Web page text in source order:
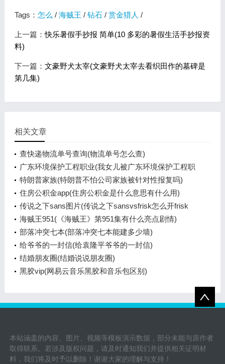
Tags： 怎么 / 海贼王 / 钻石/ 赏金猎人 /
上一篇：快乐暑假手抄报 简单(10 多彩的暑假生活手抄报资
料)
下一篇： 文豪野犬太宰(文豪野犬太宰去看织田作的墓碑是
第几集)
相关文章
查快递物流单号查询(物流单号怎么查)
广东环境保护工程职业(我女儿被广东环境保护工程职
业学院资源
特朗普家族(特朗普不怕公司家族被针对性报复吗)
住房公积金app(住房公积金是什么意思有什么用)
传说之下sans图片(传说之下sansvsfrisk怎么开frisk
模式)
海贼王951(《海贼王》第951集有什么亮点剧情)
部落冲突七本(部落冲突七本能建多少墙)
给爷爷的一封信(给袁隆平爷爷的一封信)
结婚朋友圈(结婚说说朋友圈)
黑胶vip(网易云音乐黑胶和音乐包区别)
本站涵盖的内容、图片、视频等模板演示数据，部分未能与原作者
取得联系。若涉及版权问题，请及时通知我们并提供相关证明材
料，我们将及时予以删除！谢谢大家的理解与支持！